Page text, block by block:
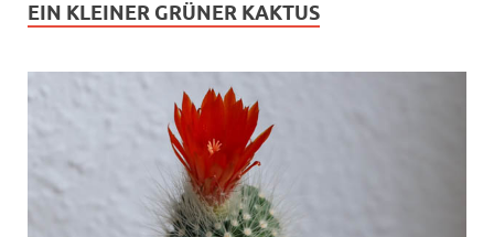
EIN KLEINER GRÜNER KAKTUS